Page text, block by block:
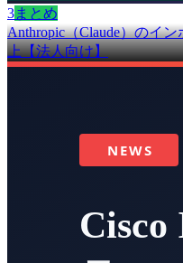
3まとめ
Anthropic（Claude）のイ
上【法人向け】